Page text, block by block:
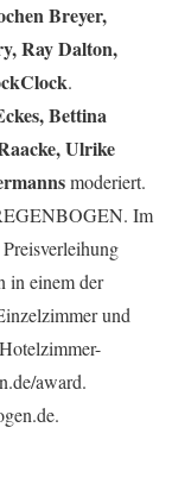
Breyer,
Ray Dalton,
.
Bettina
Ulrike
moderiert.
Im
in einem der
und
award.